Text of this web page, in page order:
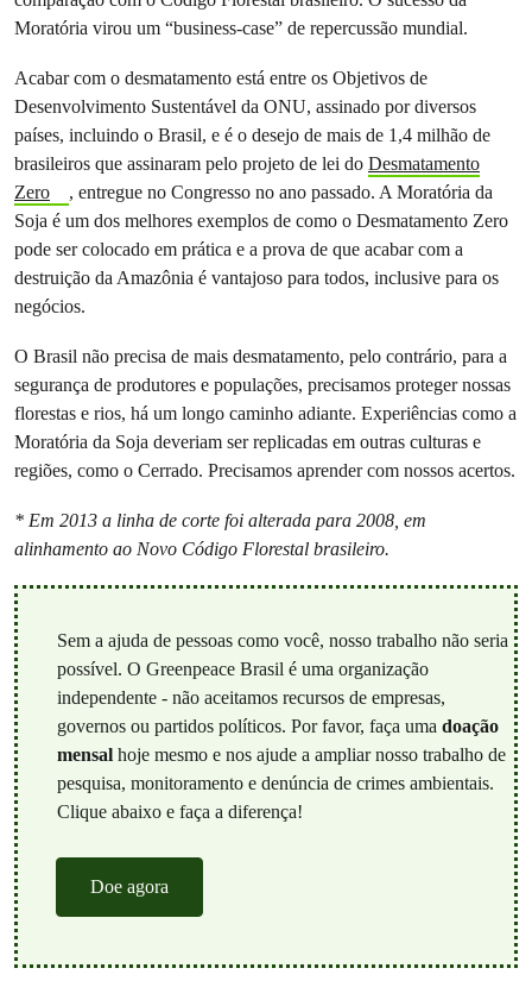
Moratória virou um “business-case” de repercussão mundial.
Acabar com o desmatamento está entre os Objetivos de
Desenvolvimento Sustentável da ONU, assinado por diversos
países, incluindo o Brasil, e é o desejo de mais de 1,4 milhão de
brasileiros que assinaram pelo projeto de lei do Desmatamento
Zero
, entregue no Congresso no ano passado. A Moratória da
Soja é um dos melhores exemplos de como o Desmatamento Zero
pode ser colocado em prática e a prova de que acabar com a
destruição da Amazônia é vantajoso para todos, inclusive para os
negócios.
O Brasil não precisa de mais desmatamento, pelo contrário, para a
segurança de produtores e populações, precisamos proteger nossas
florestas e rios, há um longo caminho adiante. Experiências como a
Moratória da Soja deveriam ser replicadas em outras culturas e
regiões, como o Cerrado. Precisamos aprender com nossos acertos.
* Em 2013 a linha de corte foi alterada para 2008, em
alinhamento ao Novo Código Florestal brasileiro.
Sem a ajuda de pessoas como você, nosso trabalho não seria
possível. O Greenpeace Brasil é uma organização
independente - não aceitamos recursos de empresas,
governos ou partidos políticos. Por favor, faça uma doação
mensalhoje mesmo e nos ajude a ampliar nosso trabalho de
pesquisa, monitoramento e denúncia de crimes ambientais.
Clique abaixo e faça a diferença!
Doe agora